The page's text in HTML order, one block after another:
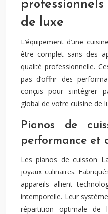
de luxe
L’équipement d’une
être complet sans des
qualité professionnelle.
pas d’offrir des
conçus pour s’intégrer
global de votre cuisine de
Pianos de
performance et
Les pianos de cuisson
joyaux culinaires.
appareils allient
intemporelle. Leur
répartition optimale de